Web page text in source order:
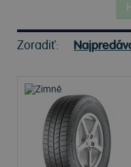
Zoradiť: